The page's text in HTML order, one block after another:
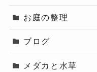
お庭の整理
ブログ
メダカと水草